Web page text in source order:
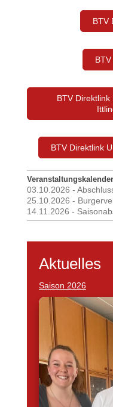
BTV
BTV
BTV Direktlink
03.10.2026 -
25.10.2026 -
14.11.2026 -
Aktuelles
Saison 2026